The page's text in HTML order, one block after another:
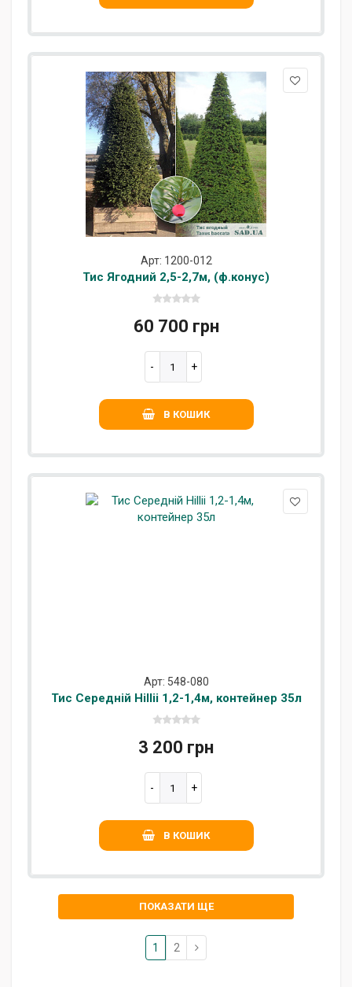
Арт: 1200-012
Тис Ягодний 2,5-2,7м, (ф.конус)
60 700 грн
В КОШИК
Арт: 548-080
Тис Середній Hillii 1,2-1,4м, контейнер 35л
3 200 грн
В КОШИК
ПОКАЗАТИ ЩЕ
1 2